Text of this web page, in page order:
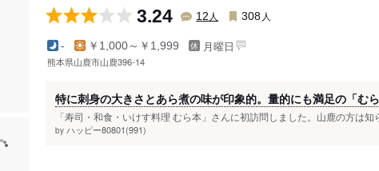
3.24 12 人 308 人
- ￥1,000～￥1,999 月曜日
熊本県山鹿市山鹿396-14
特に刺身の大きさとあら煮の味が印象的。量的にも満足の「む
「寿司・和食・いけす料理 むら本」さんに初訪問しました。山鹿の方は
by ハッピー80801(991)